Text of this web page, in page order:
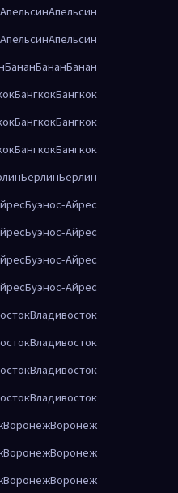
АпельсинАпельсин
АпельсинАпельсин
БананБананБанан
БангкокБангкок
БангкокБангкок
БангкокБангкок
БерлинБерлин
Буэнос-Айрес
Буэнос-Айрес
Буэнос-Айрес
Буэнос-Айрес
Владивосток
Владивосток
Владивосток
Владивосток
ВоронежВоронеж
ВоронежВоронеж
ВоронежВоронеж